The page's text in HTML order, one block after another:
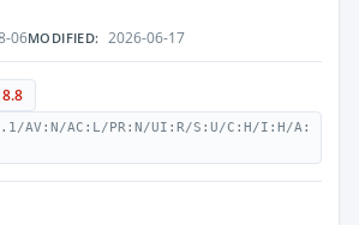
06MODIFIED: 2026-06-17
AV:N/AC:L/PR:N/UI:R/S:U/C:H/I:H/A: